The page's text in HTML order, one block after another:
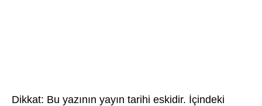
Dikkat: Bu yazının yayın tarihi eskidir. İçindeki